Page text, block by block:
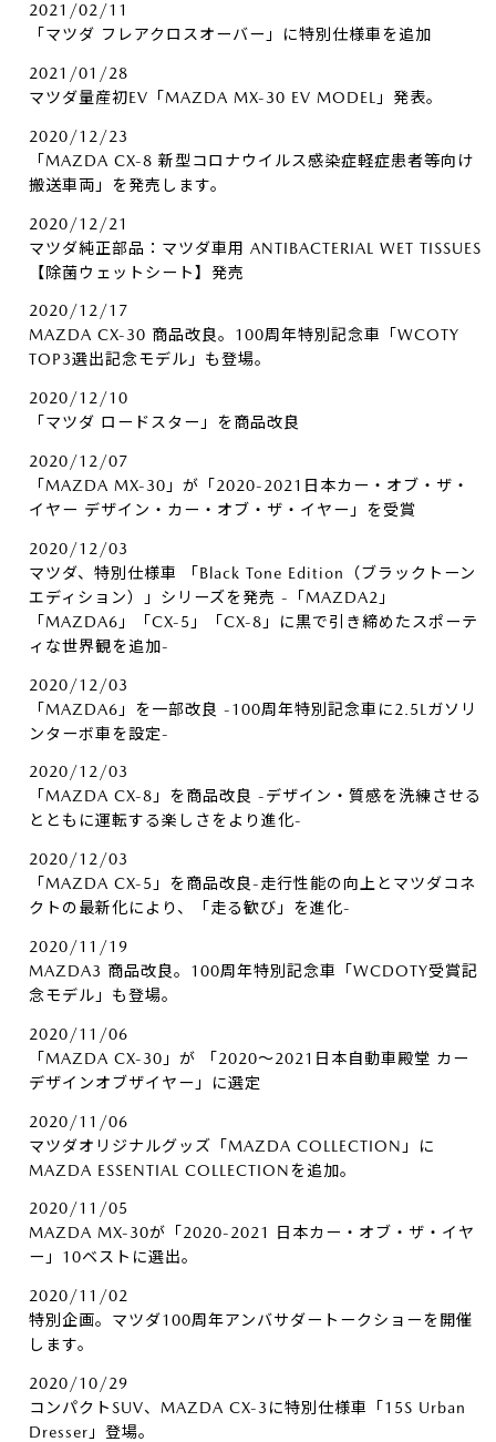
2021/02/11
「マツダ フレアクロスオーバー」に特別仕様車を追加
2021/01/28
マツダ量産初EV「MAZDA MX-30 EV MODEL」発表。
2020/12/23
「MAZDA CX-8 新型コロナウイルス感染症軽症患者等向け
搬送車両」を発売します。
2020/12/21
マツダ純正部品：マツダ車用 ANTIBACTERIAL WET TISSUES
【除菌ウェットシート】発売
2020/12/17
MAZDA CX-30 商品改良。100周年特別記念車「WCOTY
TOP3選出記念モデル」も登場。
2020/12/10
「マツダ ロードスター」を商品改良
2020/12/07
「MAZDA MX-30」が「2020-2021日本カー・オブ・ザ・
イヤー デザイン・カー・オブ・ザ・イヤー」を受賞
2020/12/03
マツダ、特別仕様車 「Black Tone Edition（ブラックトーン
エディション）」シリーズを発売 -「MAZDA2」
「MAZDA6」「CX-5」「CX-8」に黒で引き締めたスポーテ
ィな世界観を追加-
2020/12/03
「MAZDA6」を一部改良 -100周年特別記念車に2.5Lガソリ
ンターボ車を設定-
2020/12/03
「MAZDA CX-8」を商品改良 -デザイン・質感を洗練させる
とともに運転する楽しさをより進化-
2020/12/03
「MAZDA CX-5」を商品改良-走行性能の向上とマツダコネ
クトの最新化により、「走る歓び」を進化-
2020/11/19
MAZDA3 商品改良。100周年特別記念車「WCDOTY受賞記
念モデル」も登場。
2020/11/06
「MAZDA CX-30」が 「2020～2021日本自動車殿堂 カー
デザインオブザイヤー」に選定
2020/11/06
マツダオリジナルグッズ「MAZDA COLLECTION」に
MAZDA ESSENTIAL COLLECTIONを追加。
2020/11/05
MAZDA MX-30が「2020-2021 日本カー・オブ・ザ・イヤ
ー」10ベストに選出。
2020/11/02
特別企画。マツダ100周年アンバサダートークショーを開催
します。
2020/10/29
コンパクトSUV、MAZDA CX-3に特別仕様車「15S Urban
Dresser」登場。